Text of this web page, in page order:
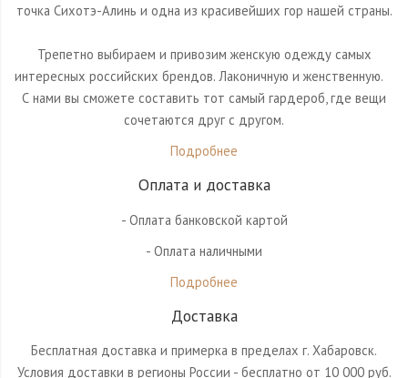
точка Сихотэ-Алинь и одна из красивейших гор нашей страны.
Трепетно выбираем и привозим женскую одежду самых
интересных российских брендов. Лаконичную и женственную.⠀
С нами вы сможете составить тот самый гардероб, где вещи
сочетаются друг с другом.
Подробнее
Оплата и доставка
- Оплата банковской картой
- Оплата наличными
Подробнее
Доставка
Бесплатная доставка и примерка в пределах г. Хабаровск.
Условия доставки в регионы России - бесплатно от 10 000 руб.